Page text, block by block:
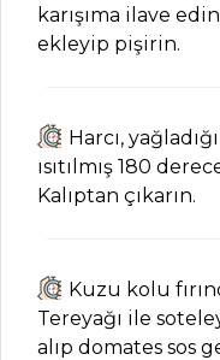
Hodan Salatası
Tarifi, Nasıl Yapılır?
Yapılır?
Salatalar Tüm
MEZELER VE
SOSLAR
karışıma ilave
ekleyip pişirin.
Harcı,
ısıtılmış 180
Kalıptan çıkarın.
Kuzu kolu
Tereyağı ile
alıp domates sos